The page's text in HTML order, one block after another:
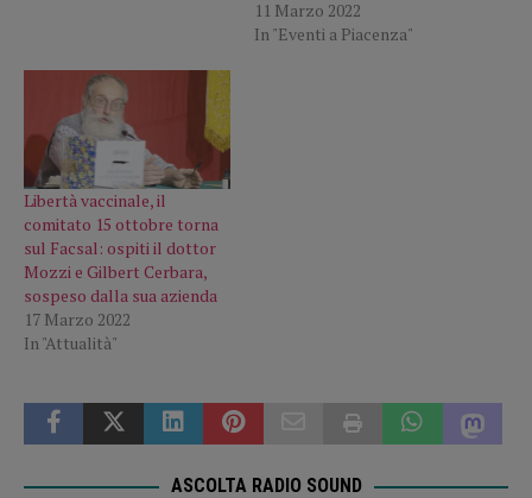
11 Marzo 2022
In "Eventi a Piacenza"
Libertà vaccinale, il
comitato 15 ottobre torna
sul Facsal: ospiti il dottor
Mozzi e Gilbert Cerbara,
sospeso dalla sua azienda
17 Marzo 2022
In "Attualità"
ASCOLTA RADIO SOUND